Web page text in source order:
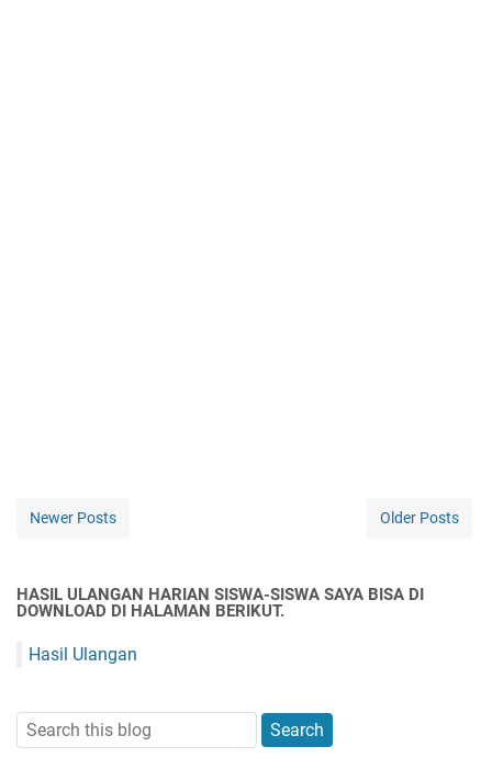
Newer Posts Older Posts
HASIL ULANGAN HARIAN SISWA-SISWA SAYA BISA DI
DOWNLOAD DI HALAMAN BERIKUT.
Hasil Ulangan